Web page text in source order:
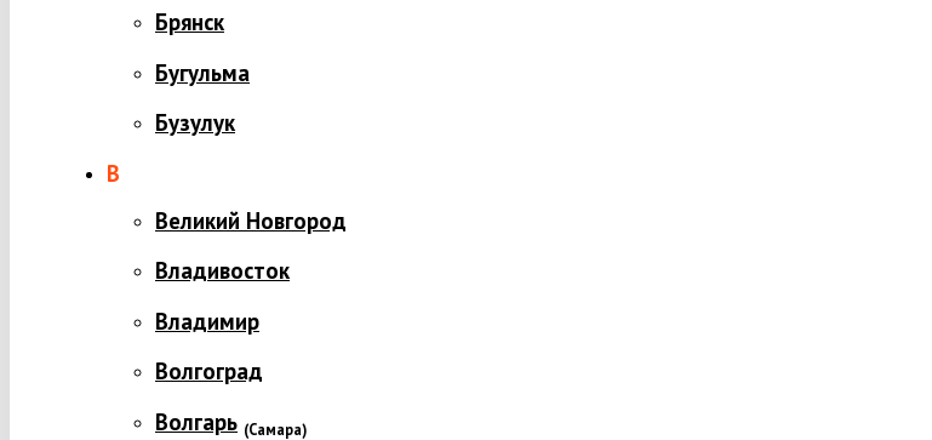
Брянск
Бугульма
Бузулук
В
Великий Новгород
Владивосток
Владимир
Волгоград
Волгарь (Самара)